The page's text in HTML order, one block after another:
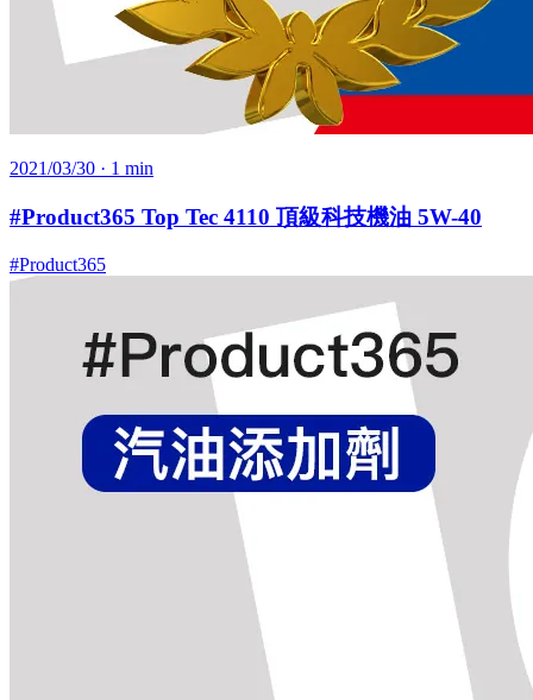
2021/03/30 · 1 min
#Product365 Top Tec 4110 頂級科技機油 5W-40
#Product365